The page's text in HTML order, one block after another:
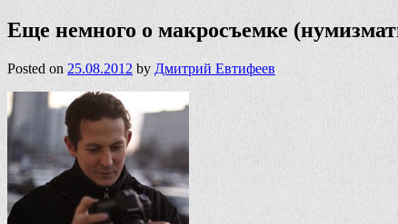
Еще немного о макросъемке
Posted on 25.08.2012 by Дмитрий Евтифеев